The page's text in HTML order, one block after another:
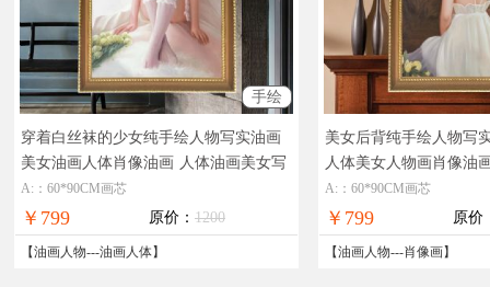
手绘
穿着白丝袜的少女纯手绘人物写实油画
美女油画人体肖像油画 人体油画美女写
实油画纯手绘油画
A:：60*90CM画芯
￥799 原价： 1200
【油画人物---油画人体】
美女后背纯手绘人物写
人体美女人物画肖像油
写实油画纯手绘油画
A:：60*90CM画芯
￥799 原价
【油画人物---肖像画】